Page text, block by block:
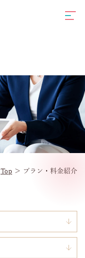
Top ＞ プラン・料金紹介